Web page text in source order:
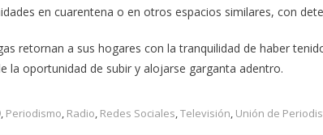
en cuarentena o en otros espacios similares, con
retornan a sus hogares con la tranquilidad de haber
la oportunidad de subir y alojarse garganta adentro.
, Periodismo, Radio, Redes Sociales,Televisión, Unión de